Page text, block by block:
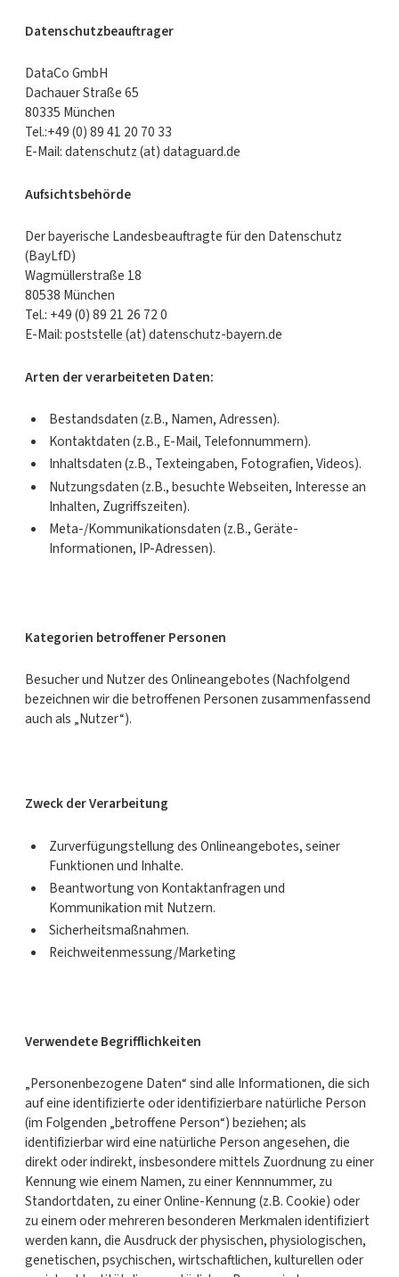
Datenschutzbeauftrager
DataCo GmbH
Dachauer Straße 65
80335 München
Tel.:+49 (0) 89 41 20 70 33
E-Mail:datenschutz (at) dataguard.de
Aufsichtsbehörde
Der bayerische Landesbeauftragte für den Datenschutz
(BayLfD)
Wagmüllerstraße 18
80538 München
Tel.: +49 (0) 89 21 26 72 0
E-Mail:poststelle (at) datenschutz-bayern.de
Arten der verarbeiteten Daten:
Bestandsdaten (z.B., Namen, Adressen).
Kontaktdaten (z.B., E-Mail, Telefonnummern).
Inhaltsdaten (z.B., Texteingaben, Fotografien, Videos).
Nutzungsdaten (z.B., besuchte Webseiten, Interesse an
Inhalten, Zugriffszeiten).
Meta-/Kommunikationsdaten (z.B., Geräte-
Informationen, IP-Adressen).
Kategorien betroffener Personen
Besucher und Nutzer des Onlineangebotes (Nachfolgend
bezeichnen wir die betroffenen Personen zusammenfassend
auch als „Nutzer“).
Zweck der Verarbeitung
Zurverfügungstellung des Onlineangebotes, seiner
Funktionen und Inhalte.
Beantwortung von Kontaktanfragen und
Kommunikation mit Nutzern.
Sicherheitsmaßnahmen.
Reichweitenmessung/Marketing
Verwendete Begrifflichkeiten
„Personenbezogene Daten“ sind alle Informationen, die sich
auf eine identifizierte oder identifizierbare natürliche Person
(im Folgenden „betroffene Person“) beziehen; als
identifizierbar wird eine natürliche Person angesehen, die
direkt oder indirekt, insbesondere mittels Zuordnung zu einer
Kennung wie einem Namen, zu einer Kennnummer, zu
Standortdaten, zu einer Online-Kennung (z.B. Cookie) oder
zu einem oder mehreren besonderen Merkmalen identifiziert
werden kann, die Ausdruck der physischen, physiologischen,
genetischen, psychischen, wirtschaftlichen, kulturellen oder